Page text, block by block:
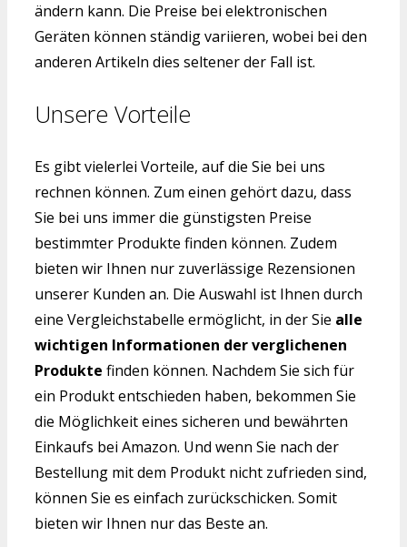
ändern kann. Die Preise bei elektronischen
Geräten können ständig variieren, wobei bei den
anderen Artikeln dies seltener der Fall ist.
Unsere Vorteile
Es gibt vielerlei Vorteile, auf die Sie bei uns
rechnen können. Zum einen gehört dazu, dass
Sie bei uns immer die günstigsten Preise
bestimmter Produkte finden können. Zudem
bieten wir Ihnen nur zuverlässige Rezensionen
unserer Kunden an. Die Auswahl ist Ihnen durch
eine Vergleichstabelle ermöglicht, in der Sie alle
wichtigen Informationen der verglichenen
Produkte finden können. Nachdem Sie sich für
ein Produkt entschieden haben, bekommen Sie
die Möglichkeit eines sicheren und bewährten
Einkaufs bei Amazon. Und wenn Sie nach der
Bestellung mit dem Produkt nicht zufrieden sind,
können Sie es einfach zurückschicken. Somit
bieten wir Ihnen nur das Beste an.